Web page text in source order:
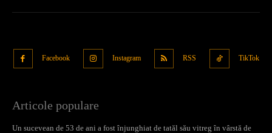
Facebook Instagram RSS TikTok
Articole populare
Un sucevean de 53 de ani a fost înjunghiat de tatăl său vitreg în vârstă de